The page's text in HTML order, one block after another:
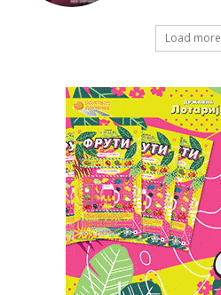
Load more